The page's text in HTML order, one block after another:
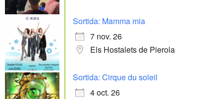
Sortida: Mamma mia
7 nov. 26
Els Hostalets de Pierola
Sortida: Cirque du soleil
4 oct. 26